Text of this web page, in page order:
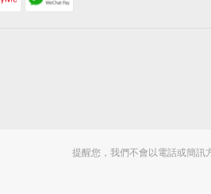
提醒您，我們不會以電話或簡訊